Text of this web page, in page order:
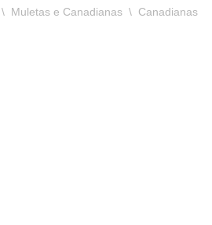
\ Muletas e Canadianas \ Canadianas